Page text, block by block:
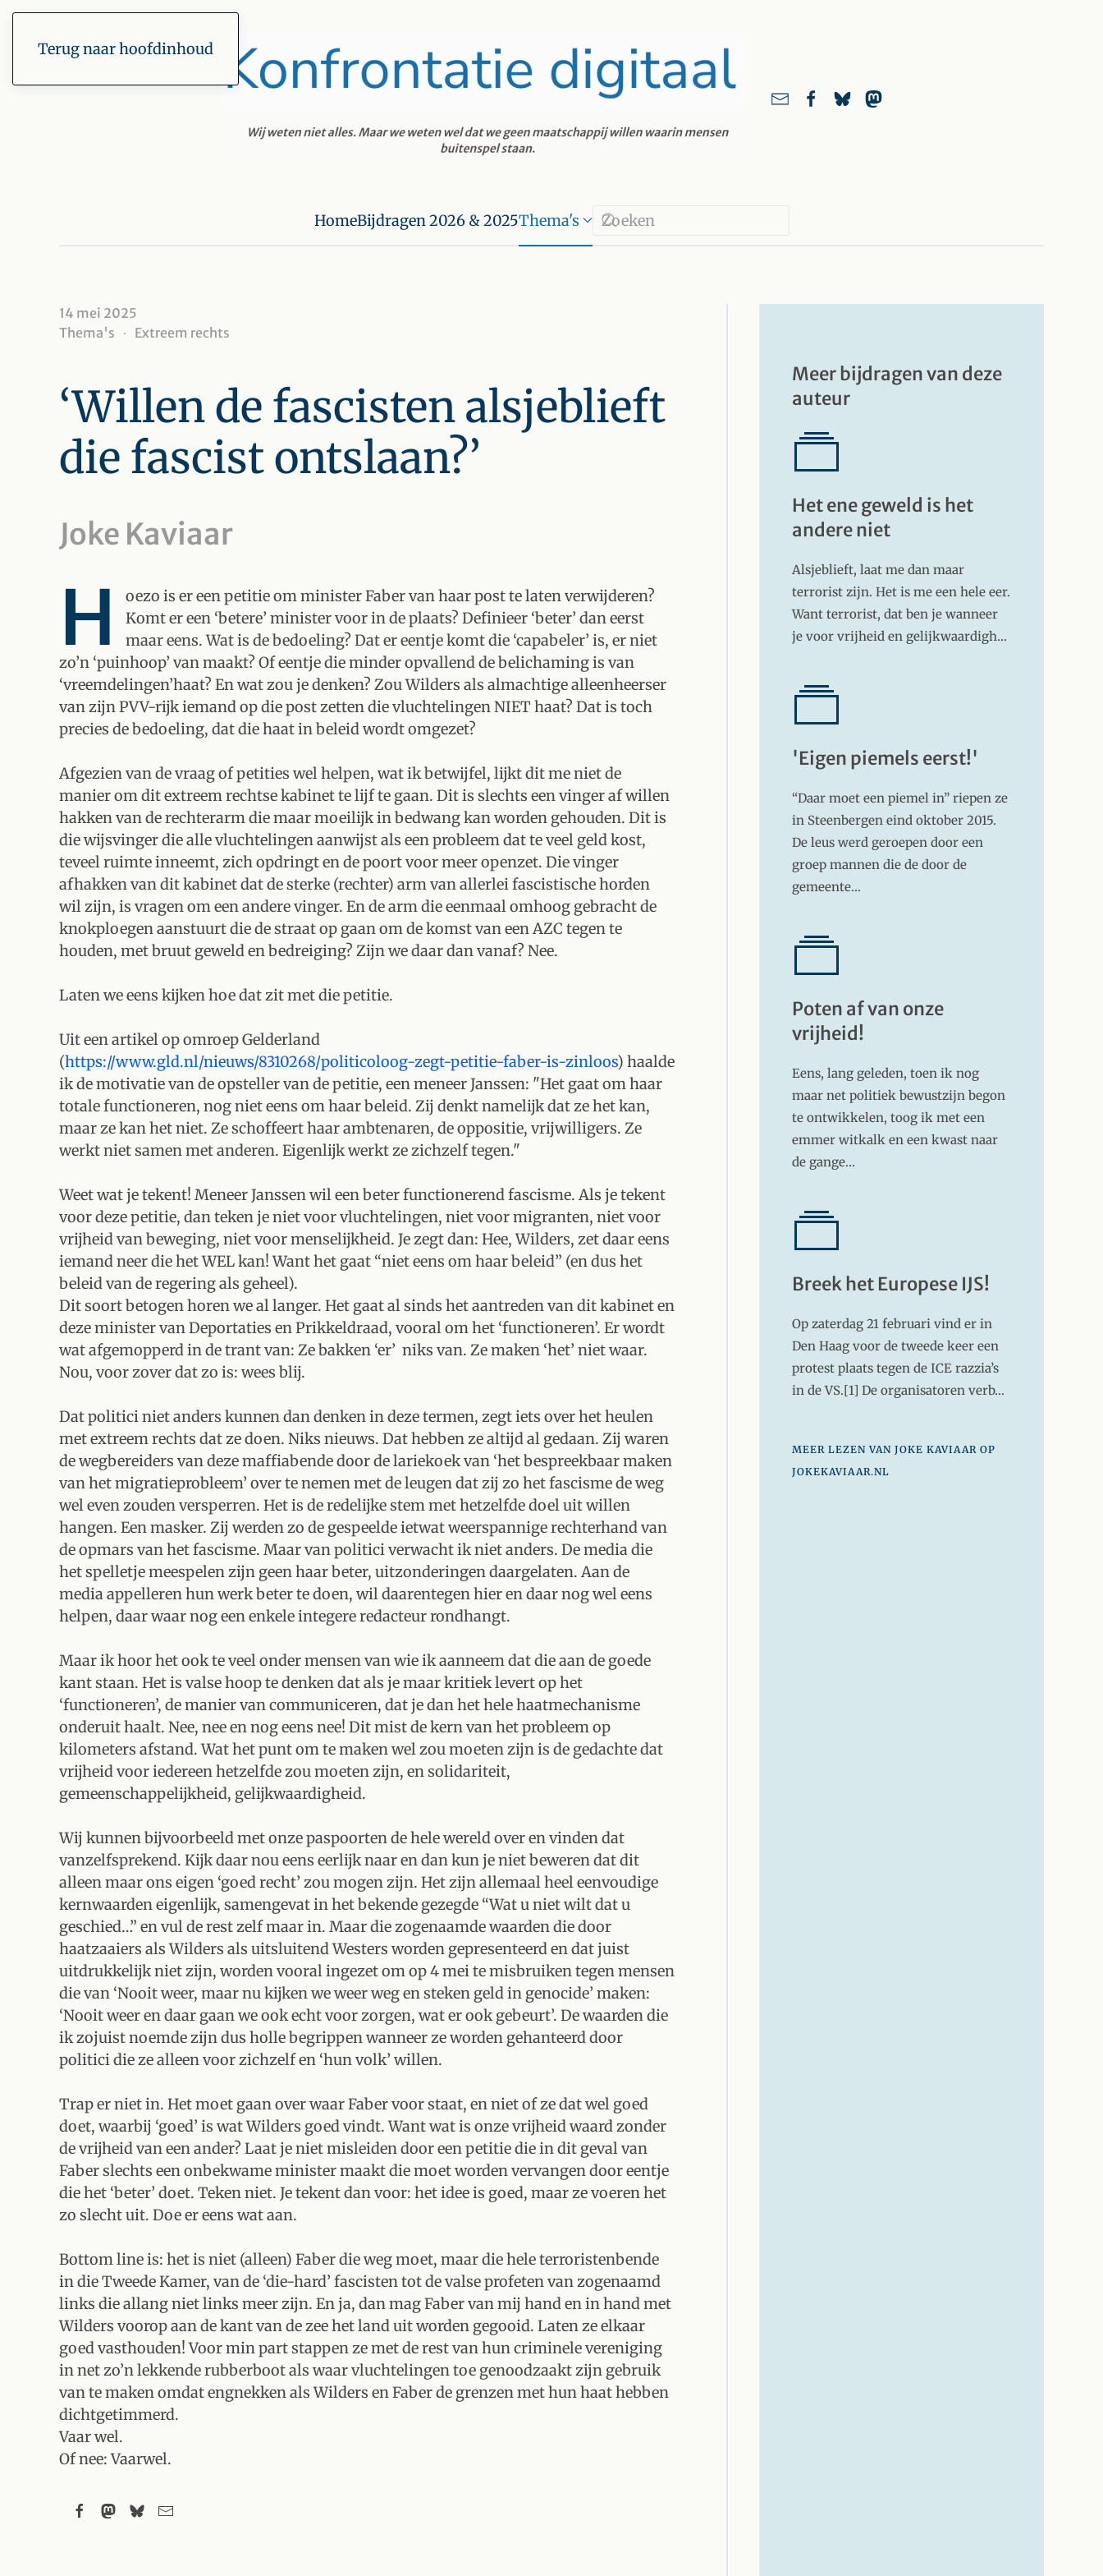
Terug naar hoofdinhoud
HomeBijdragen 2026 & 2025Thema's
14 mei 2025
Thema's
Extreem rechts
‘Willen de fascisten alsjeblieft
die fascist ontslaan?’
Joke Kaviaar
H
oezo is er een petitie om minister Faber van haar post te laten verwijderen?
Komt er een ‘betere’ minister voor in de plaats? Definieer ‘beter’ dan eerst
maar eens. Wat is de bedoeling? Dat er eentje komt die ‘capabeler’ is, er niet
zo’n ‘puinhoop’ van maakt? Of eentje die minder opvallend de belichaming is van
‘vreemdelingen’haat? En wat zou je denken? Zou Wilders als almachtige alleenheerser
van zijn PVV-rijk iemand op die post zetten die vluchtelingen NIET haat? Dat is toch
precies de bedoeling, dat die haat in beleid wordt omgezet?
Afgezien van de vraag of petities wel helpen, wat ik betwijfel, lijkt dit me niet de
manier om dit extreem rechtse kabinet te lijf te gaan. Dit is slechts een vinger af willen
hakken van de rechterarm die maar moeilijk in bedwang kan worden gehouden. Dit is
die wijsvinger die alle vluchtelingen aanwijst als een probleem dat te veel geld kost,
teveel ruimte inneemt, zich opdringt en de poort voor meer openzet. Die vinger
afhakken van dit kabinet dat de sterke (rechter) arm van allerlei fascistische horden
wil zijn, is vragen om een andere vinger. En de arm die eenmaal omhoog gebracht de
knokploegen aanstuurt die de straat op gaan om de komst van een AZC tegen te
houden, met bruut geweld en bedreiging? Zijn we daar dan vanaf? Nee.
Laten we eens kijken hoe dat zit met die petitie.
Uit een artikel op omroep Gelderland
(https://www.gld.nl/nieuws/8310268/politicoloog-zegt-petitie-faber-is-zinloos) haalde
ik de motivatie van de opsteller van de petitie, een meneer Janssen: "Het gaat om haar
totale functioneren, nog niet eens om haar beleid. Zij denkt namelijk dat ze het kan,
maar ze kan het niet. Ze schoffeert haar ambtenaren, de oppositie, vrijwilligers. Ze
werkt niet samen met anderen. Eigenlijk werkt ze zichzelf tegen."
Weet wat je tekent! Meneer Janssen wil een beter functionerend fascisme. Als je tekent
voor deze petitie, dan teken je niet voor vluchtelingen, niet voor migranten, niet voor
vrijheid van beweging, niet voor menselijkheid. Je zegt dan: Hee, Wilders, zet daar eens
iemand neer die het WEL kan! Want het gaat “niet eens om haar beleid” (en dus het
beleid van de regering als geheel).
Dit soort betogen horen we al langer. Het gaat al sinds het aantreden van dit kabinet en
deze minister van Deportaties en Prikkeldraad, vooral om het ‘functioneren’. Er wordt
wat afgemopperd in de trant van: Ze bakken ‘er’ niks van. Ze maken ‘het’ niet waar.
Nou, voor zover dat zo is: wees blij.
Dat politici niet anders kunnen dan denken in deze termen, zegt iets over het heulen
met extreem rechts dat ze doen. Niks nieuws. Dat hebben ze altijd al gedaan. Zij waren
de wegbereiders van deze maffiabende door de lariekoek van ‘het bespreekbaar maken
van het migratieprobleem’ over te nemen met de leugen dat zij zo het fascisme de weg
wel even zouden versperren. Het is de redelijke stem met hetzelfde doel uit willen
hangen. Een masker. Zij werden zo de gespeelde ietwat weerspannige rechterhand van
de opmars van het fascisme. Maar van politici verwacht ik niet anders. De media die
het spelletje meespelen zijn geen haar beter, uitzonderingen daargelaten. Aan de
media appelleren hun werk beter te doen, wil daarentegen hier en daar nog wel eens
helpen, daar waar nog een enkele integere redacteur rondhangt.
Maar ik hoor het ook te veel onder mensen van wie ik aanneem dat die aan de goede
kant staan. Het is valse hoop te denken dat als je maar kritiek levert op het
‘functioneren’, de manier van communiceren, dat je dan het hele haatmechanisme
onderuit haalt. Nee, nee en nog eens nee! Dit mist de kern van het probleem op
kilometers afstand. Wat het punt om te maken wel zou moeten zijn is de gedachte dat
vrijheid voor iedereen hetzelfde zou moeten zijn, en solidariteit,
gemeenschappelijkheid, gelijkwaardigheid.
Wij kunnen bijvoorbeeld met onze paspoorten de hele wereld over en vinden dat
vanzelfsprekend. Kijk daar nou eens eerlijk naar en dan kun je niet beweren dat dit
alleen maar ons eigen ‘goed recht’ zou mogen zijn. Het zijn allemaal heel eenvoudige
kernwaarden eigenlijk, samengevat in het bekende gezegde “Wat u niet wilt dat u
geschied…” en vul de rest zelf maar in. Maar die zogenaamde waarden die door
haatzaaiers als Wilders als uitsluitend Westers worden gepresenteerd en dat juist
uitdrukkelijk niet zijn, worden vooral ingezet om op 4 mei te misbruiken tegen mensen
die van ‘Nooit weer, maar nu kijken we weer weg en steken geld in genocide’ maken:
‘Nooit weer en daar gaan we ook echt voor zorgen, wat er ook gebeurt’. De waarden die
ik zojuist noemde zijn dus holle begrippen wanneer ze worden gehanteerd door
politici die ze alleen voor zichzelf en ‘hun volk’ willen.
Trap er niet in. Het moet gaan over waar Faber voor staat, en niet of ze dat wel goed
doet, waarbij ‘goed’ is wat Wilders goed vindt. Want wat is onze vrijheid waard zonder
de vrijheid van een ander? Laat je niet misleiden door een petitie die in dit geval van
Faber slechts een onbekwame minister maakt die moet worden vervangen door eentje
die het ‘beter’ doet. Teken niet. Je tekent dan voor: het idee is goed, maar ze voeren het
zo slecht uit. Doe er eens wat aan.
Bottom line is: het is niet (alleen) Faber die weg moet, maar die hele terroristenbende
in die Tweede Kamer, van de ‘die-hard’ fascisten tot de valse profeten van zogenaamd
links die allang niet links meer zijn. En ja, dan mag Faber van mij hand en in hand met
Wilders voorop aan de kant van de zee het land uit worden gegooid. Laten ze elkaar
goed vasthouden! Voor min part stappen ze met de rest van hun criminele vereniging
in net zo’n lekkende rubberboot als waar vluchtelingen toe genoodzaakt zijn gebruik
van te maken omdat engnekken als Wilders en Faber de grenzen met hun haat hebben
dichtgetimmerd.
Vaar wel.
Of nee: Vaarwel.
Meer bijdragen van deze
auteur
Het ene geweld is het
andere niet
Alsjeblieft, laat me dan maar
terrorist zijn. Het is me een hele eer.
Want terrorist, dat ben je wanneer
je voor vrijheid en gelijkwaardigh…
'Eigen piemels eerst!'
“Daar moet een piemel in” riepen ze
in Steenbergen eind oktober 2015.
De leus werd geroepen door een
groep mannen die de door de
gemeente…
Poten af van onze
vrijheid!
Eens, lang geleden, toen ik nog
maar net politiek bewustzijn begon
te ontwikkelen, toog ik met een
emmer witkalk en een kwast naar
de gange…
Breek het Europese IJS!
Op zaterdag 21 februari vind er in
Den Haag voor de tweede keer een
protest plaats tegen de ICE razzia’s
in de VS.[1] De organisatoren verb…
MEER LEZEN VAN JOKE KAVIAAR OP
JOKEKAVIAAR.NL